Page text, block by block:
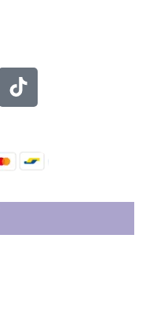
T
I
K
O
K